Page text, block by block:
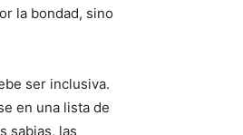
la bondad, sino
ser inclusiva.
en una lista de
sabias, las